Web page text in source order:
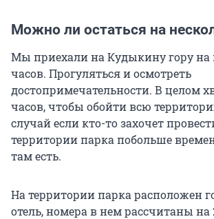
Можно ли остаться на
Мы приехали на Кудыкину гору на
часов. Прогуляться и осмотреть
достопримечательности. В целом
часов, чтобы обойти всю
случай если кто-то захочет
территории парка побольше
там есть.
На территории парка расположен
отель, номера в нем рассчитаны на